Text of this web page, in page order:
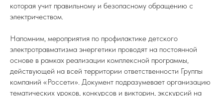
которая учит правильному и безопасному обращению с
электричеством.
Напомним, мероприятия по профилактике детского
электротравматизма энергетики проводят на постоянной
основе в рамках реализации комплексной программы,
действующей на всей территории ответственности Группы
компаний «Россети». Документ подразумевает организацию
тематических уроков, конкурсов и викторин, экскурсий на